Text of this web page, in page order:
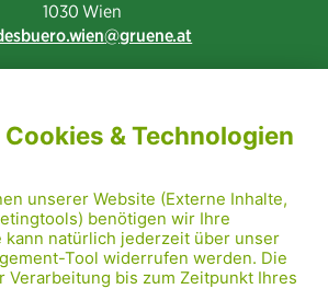
1030 Wien
gruene.at
PRESSE
RADRETTUNG
NIGHTSKATING